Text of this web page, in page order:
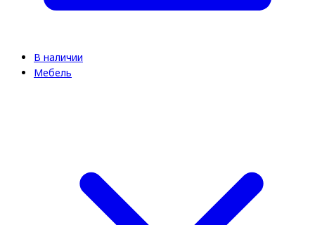
В наличии
Мебель